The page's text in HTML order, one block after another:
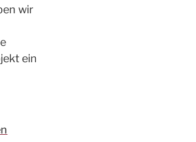
wir
ein